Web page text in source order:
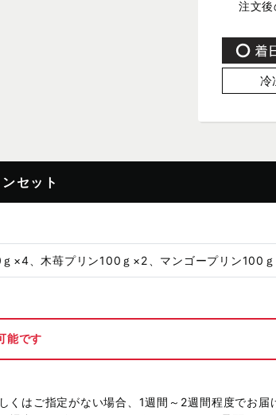
注文
冷
セット
×4、木苺プリン100ｇ×2、マンゴープリン100
能です
くはご指定がない場合、1週間～2週間程度でお届